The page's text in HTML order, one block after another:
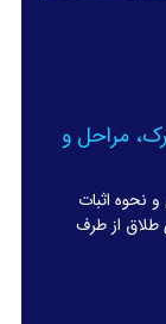
مراحل و
نحوه اثبات
طلاق از طرف